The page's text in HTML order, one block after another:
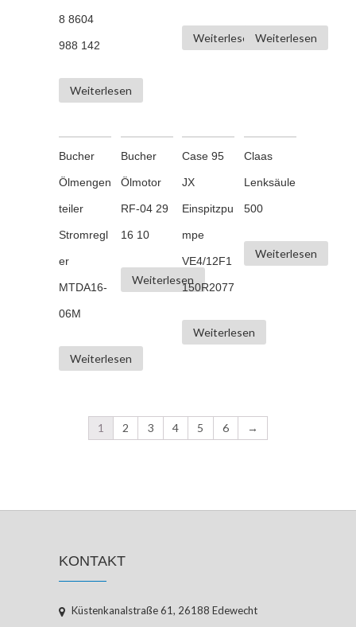
8 8604
988 142
Weiterlesen
WeiterlesenWeiterlesen
Bucher
Ölmengen
teiler
Stromregl
er
MTDA16-
06M
Weiterlesen
Bucher
Ölmotor
RF-04 29
16 10
Weiterlesen
Case 95
JX
Einspitzpu
mpe
VE4/12F1
150R2077
Weiterlesen
Claas
Lenksäule
500
Weiterlesen
1 2 3 4 5 6 →
KONTAKT
Küstenkanalstraße 61, 26188 Edewecht